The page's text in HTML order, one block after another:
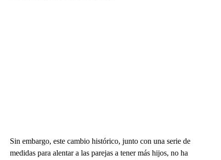
Sin embargo, este cambio histórico, junto con una serie de
medidas para alentar a las parejas a tener más hijos, no ha